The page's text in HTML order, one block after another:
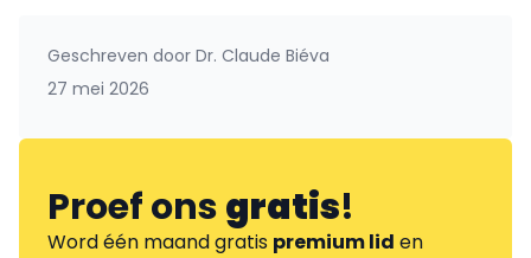
Geschreven door Dr. Claude Biéva
27 mei 2026
Proef onsgratis!
Word één maand gratis premium lid en